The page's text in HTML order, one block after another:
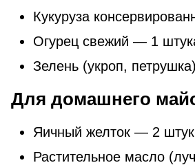
Кукуруза
Огурец свежий — 1
Зелень (укроп,
Для домашнего
Яичный желток — 2
Растительное масло